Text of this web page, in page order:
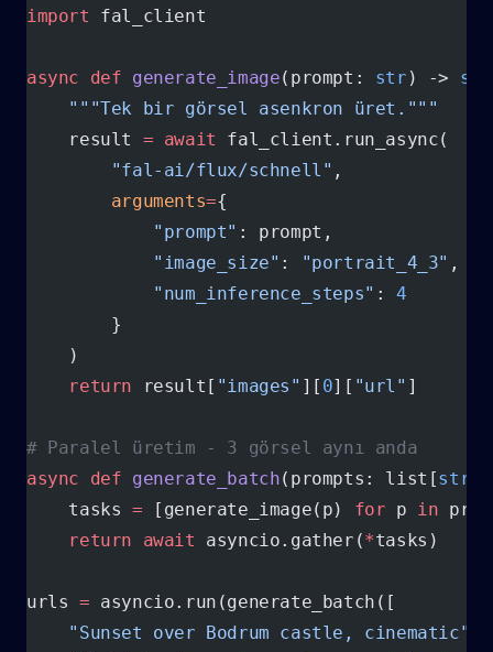
import fal_client
async def generate_image(prompt: str ) -> str
    """Tek bir görsel asenkron üret."""
    result
= await fal_client.run_async(
        "fal-ai/flux/schnell"
,
        arguments
={
            "prompt"
: prompt,
            "image_size"
: "portrait_4_3" ,
            "num_inference_steps"
: 4
        }
    )
    return
result[ "images" ][ 0][ "url" ]
# Paralel üretim - 3 görsel aynı anda
async def generate_batch(prompts: list[str
    tasks
= [generate_image(p) for p in
    return
await asyncio.gather(*tasks)
urls = asyncio.run(generate_batch([
    "Sunset over Bodrum castle, cinematic"